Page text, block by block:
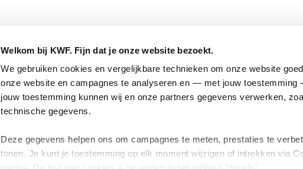
Welkom bij KWF. Fijn dat je onze website bezoekt.
We gebruiken cookies en vergelijkbare technieken om onze website
onze website en campagnes te analyseren en — met jouw
jouw toestemming kunnen wij en onze partners gegevens verwerken,
technische gegevens.
Deze gegevens helpen ons om campagnes te meten, prestaties te
tonen. Je kunt je toestemming op elk moment wijzigen of intrekken via